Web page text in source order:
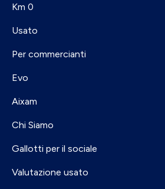
Km 0
Usato
Per commercianti
Evo
Aixam
Chi Siamo
Gallotti per il sociale
Valutazione usato